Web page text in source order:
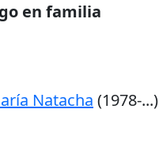
en familia
Natacha (1978-...)